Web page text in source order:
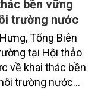
bền vững
trường nước
Tổng Biên
tại Hội thảo
về khai thác bền
trường nước